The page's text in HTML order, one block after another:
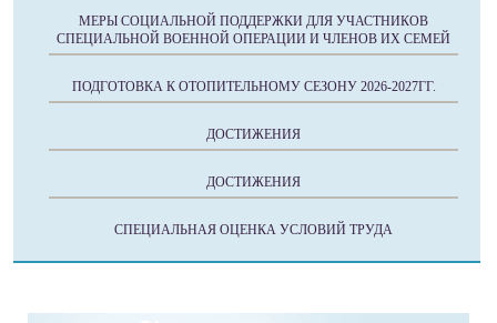
МЕРЫ СОЦИАЛЬНОЙ ПОДДЕРЖКИ ДЛЯ УЧАСТНИКОВ
СПЕЦИАЛЬНОЙ ВОЕННОЙ ОПЕРАЦИИ И ЧЛЕНОВ ИХ СЕМЕЙ
ПОДГОТОВКА К ОТОПИТЕЛЬНОМУ СЕЗОНУ 2026-2027ГГ.
ДОСТИЖЕНИЯ
ДОСТИЖЕНИЯ
СПЕЦИАЛЬНАЯ ОЦЕНКА УСЛОВИЙ ТРУДА